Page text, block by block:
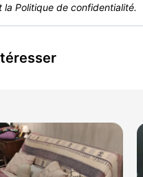
la Politique de confidentialité.